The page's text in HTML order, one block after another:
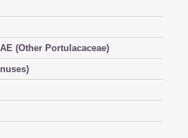
(Other Portulacaceae)